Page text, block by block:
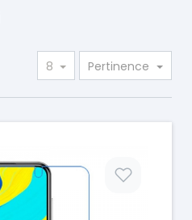
8 Pertinence